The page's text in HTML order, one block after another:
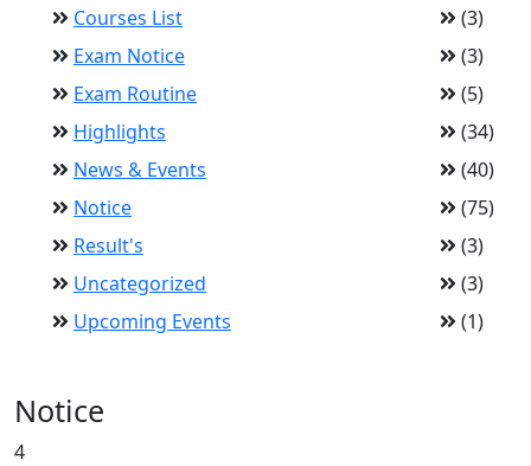
Courses List
(3)
Exam Notice
(3)
Exam Routine
(5)
Highlights
(34)
News & Events
(40)
Notice
(75)
Result's
(3)
Uncategorized
(3)
Upcoming Events
(1)
Notice
4